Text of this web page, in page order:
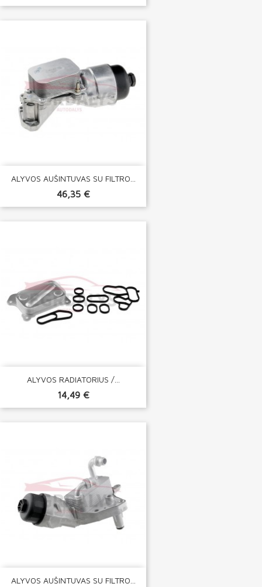
ALYVOS AUŠINTUVAS SU FILTRO...
46,35 €
ALYVOS RADIATORIUS /...
14,49 €
ALYVOS AUŠINTUVAS SU FILTRO...